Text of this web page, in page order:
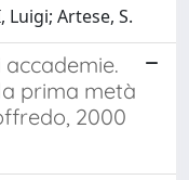
Luigi; Artese, S.
accademie.
prima metà
2000